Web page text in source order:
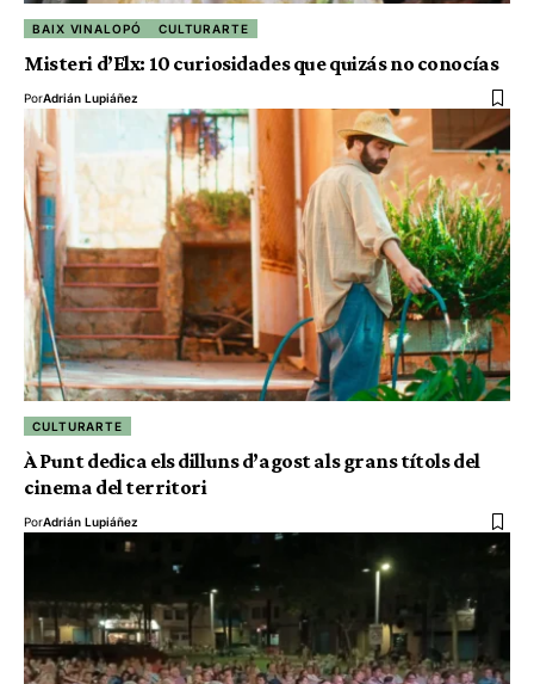
BAIX VINALOPÓ CULTURARTE
Misteri d’Elx: 10 curiosidades que quizás no conocías
PorAdrián Lupiáñez
CULTURARTE
À Punt dedica els dilluns d’agost als grans títols del
cinema del territori
PorAdrián Lupiáñez